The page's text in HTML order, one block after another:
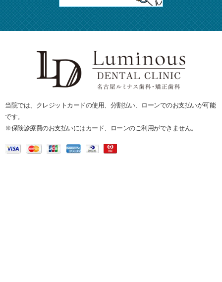
当院では、クレジットカードの使用、分割払い、ローンでのお支払いが可能
です。
※保険診療費のお支払いにはカード、ローンのご利用ができません。